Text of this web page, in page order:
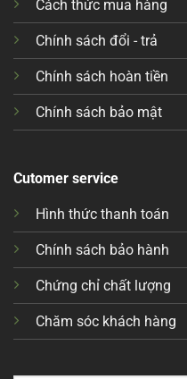
Cách thức mua hàng
Chính sách đổi - trả
Chính sách hoàn tiền
Chính sách bảo mật
Cutomer service
Hình thức thanh toán
Chính sách bảo hành
Chứng chỉ chất lượng
Chăm sóc khách hàng